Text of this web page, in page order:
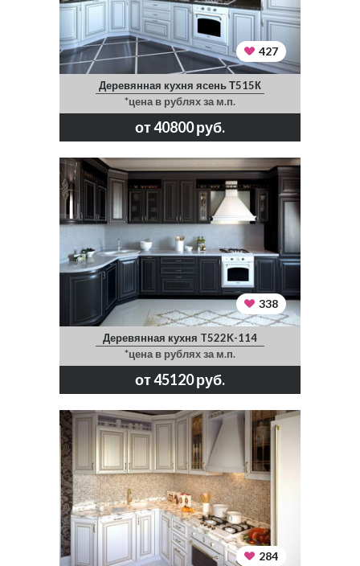
427
Деревянная кухня ясень Т515К
*цена в рублях за м.п.
от 40800 руб.
338
Деревянная кухня T522K-114
*цена в рублях за м.п.
от 45120 руб.
284